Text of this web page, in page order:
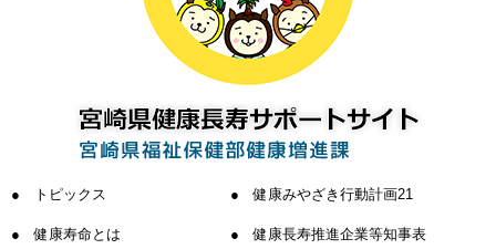
トピックス
健康寿命とは
健康みやざき行動計画21
健康長寿推進企業等知事表